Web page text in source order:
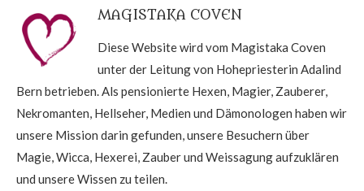
MAGISTAKA COVEN
Diese Website wird vom Magistaka Coven
unter der Leitung von Hohepriesterin Adalind
Bern betrieben. Als pensionierte Hexen, Magier, Zauberer,
Nekromanten, Hellseher, Medien und Dämonologen haben wir
unsere Mission darin gefunden, unsere Besuchern über
Magie, Wicca, Hexerei, Zauber und Weissagung aufzuklären
und unsere Wissen zu teilen.